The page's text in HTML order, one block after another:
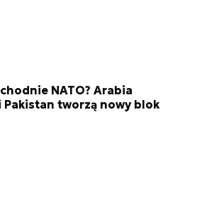
NATO? Arabia
Pakistan tworzą nowy blok